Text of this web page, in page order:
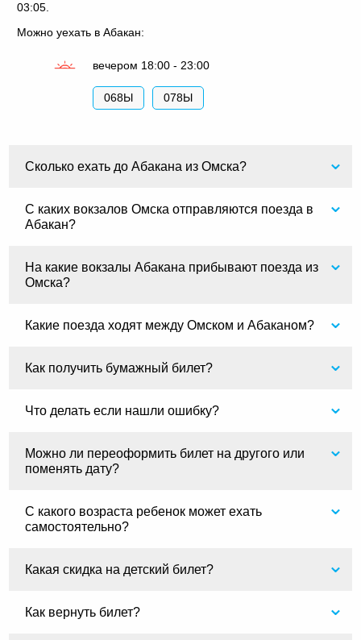
03:05.
Можно уехать в Абакан:
вечером 18:00 - 23:00
068Ы 078Ы
Сколько ехать до Абакана из Омска?
С каких вокзалов Омска отправляются поезда в
Абакан?
На какие вокзалы Абакана прибывают поезда из
Омска?
Какие поезда ходят между Омском и Абаканом?
Как получить бумажный билет?
Что делать если нашли ошибку?
Можно ли переоформить билет на другого или
поменять дату?
С какого возраста ребенок может ехать
самостоятельно?
Какая скидка на детский билет?
Как вернуть билет?